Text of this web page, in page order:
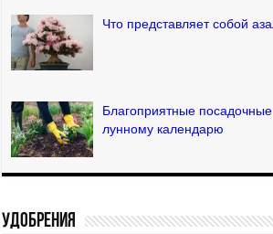
Что представляет собой
Благоприятные
лунному календарю
Удобрения